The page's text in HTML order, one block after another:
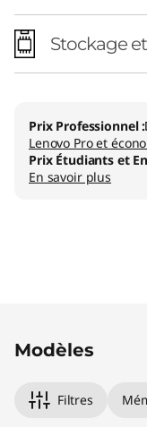
Stockage
Prix Professionnel :
Lenovo Pro et
Prix Étudiants et
En savoir plus
Modèles
Filtres